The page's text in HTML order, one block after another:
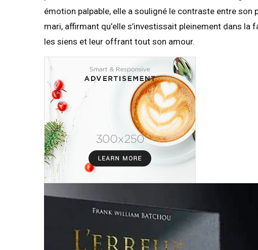
émotion palpable, elle a souligné le contraste entre
mari, affirmant qu’elle s’investissait pleinement dans
les siens et leur offrant tout son amour.